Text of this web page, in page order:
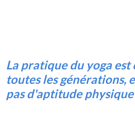
La pratique du yoga est
toutes les générations,
pas d'aptitude